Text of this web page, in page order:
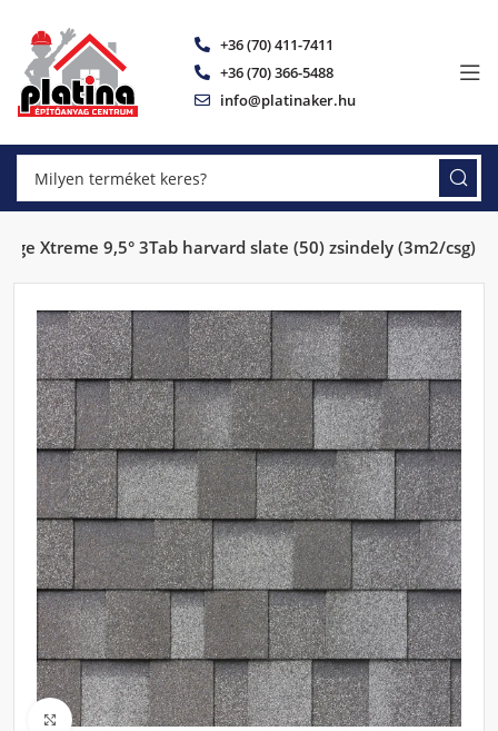
+36 (70) 411-7411
+36 (70) 366-5488
info@platinaker.hu
Xtreme 9,5° 3Tab harvard slate (50) zsindely (3m2/csg)
Click to enlarge